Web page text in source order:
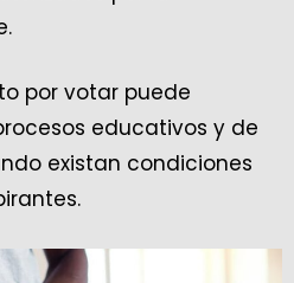
por votar puede
educativos y de
existan condiciones